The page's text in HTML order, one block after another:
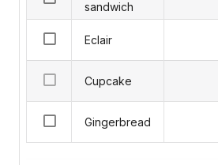
sandwich
Eclair
Cupcake
Gingerbread